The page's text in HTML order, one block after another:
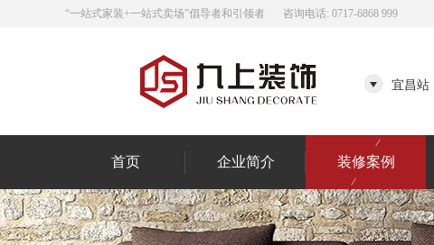
“一站式家装+一站式卖场”倡导者和引领者 咨询电话: 0717-6868 999
宜昌站
首页 企业简介 装修案例